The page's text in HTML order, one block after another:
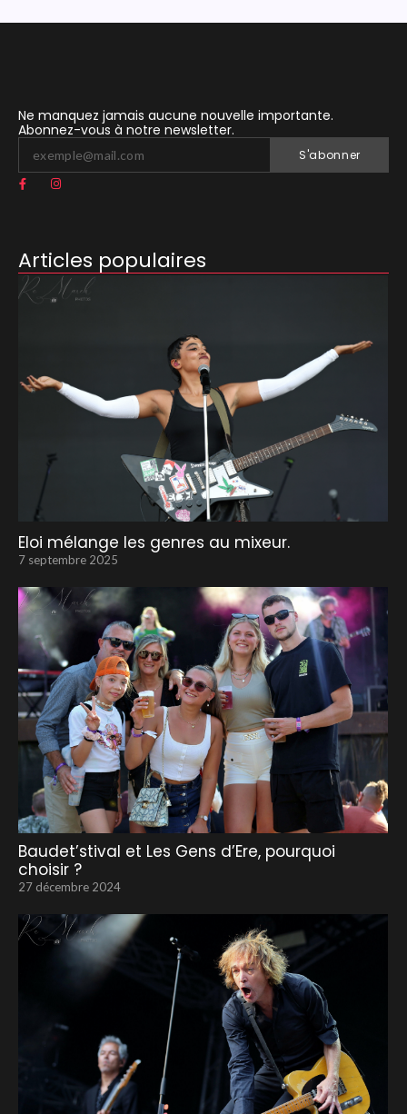
Ne manquez jamais aucune nouvelle importante.
Abonnez-vous à notre newsletter.
S'abonner
Articles populaires
Eloi mélange les genres au mixeur.
7 septembre 2025
Baudet’stival et Les Gens d’Ere, pourquoi
choisir ?
27 décembre 2024